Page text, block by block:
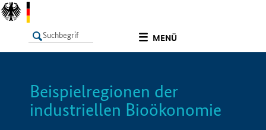
MENÜ
LISTE
Beispielregionen der
industriellen Bioökonomie